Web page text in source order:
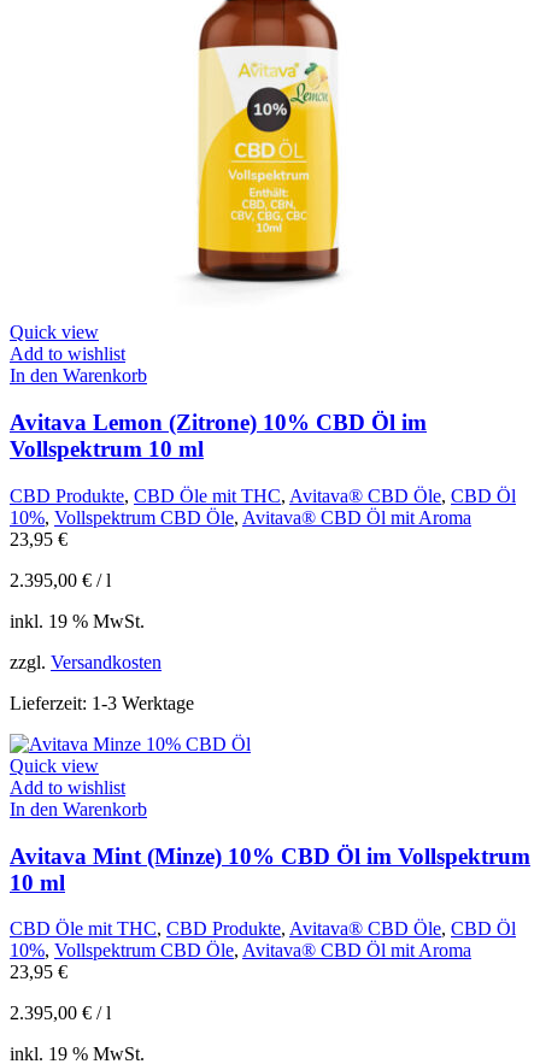
Quick view
Add to wishlist
In den Warenkorb
Avitava Lemon (Zitrone) 10% CBD Öl im
Vollspektrum 10 ml
CBD Produkte, CBD Öle mit THC, Avitava® CBD Öle, CBD Öl
10%, Vollspektrum CBD Öle, Avitava® CBD Öl mit Aroma
23,95 €
2.395,00 € /l
inkl. 19 % MwSt.
zzgl. Versandkosten
Lieferzeit: 1-3 Werktage
Quick view
Add to wishlist
In den Warenkorb
Avitava Mint (Minze) 10% CBD Öl im Vollspektrum
10 ml
CBD Öle mit THC, CBD Produkte, Avitava® CBD Öle, CBD Öl
10%, Vollspektrum CBD Öle, Avitava® CBD Öl mit Aroma
23,95 €
2.395,00 € /l
inkl. 19 % MwSt.